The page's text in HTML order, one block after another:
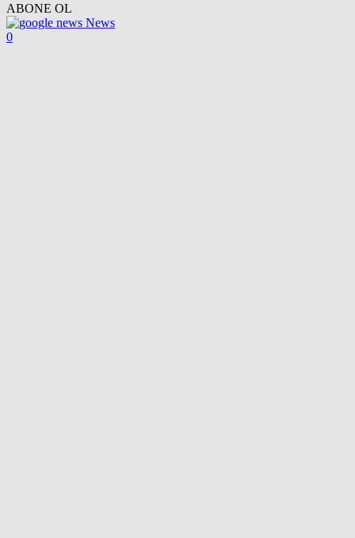
ABONE OL
News
0